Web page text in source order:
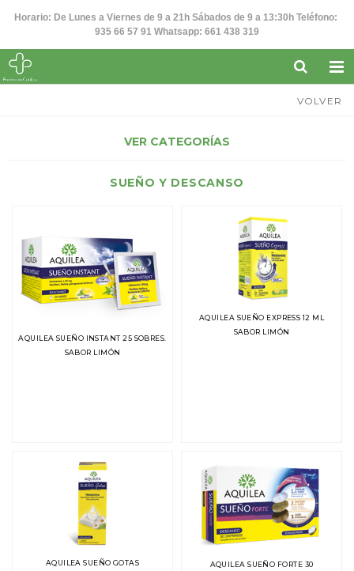
Horario: De Lunes a Viernes de 9 a 21h Sábados de 9 a 13:30h Teléfono:
935 66 57 91 Whatsapp: 661 438 319
VOLVER
VER CATEGORÍAS
SUEÑO Y DESCANSO
AQUILEA SUEÑO INSTANT 25 SOBRES.
SABOR LIMÓN
AQUILEA SUEÑO EXPRESS 12 ML
SABOR LIMÓN
AQUILEA SUEÑO GOTAS
AQUILEA SUEÑO FORTE 30